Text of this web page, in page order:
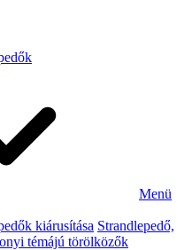
Menü
kiárusítása Strandlepedő,
témájú törölközők